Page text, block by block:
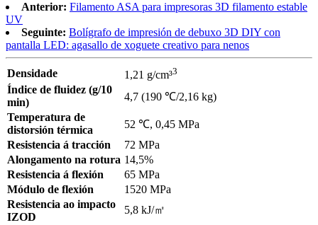
Anterior: Filamento ASA para impresoras 3D filamento estable
UV
Seguinte: Bolígrafo de impresión de debuxo 3D DIY con
pantalla LED: agasallo de xoguete creativo para nenos
Densidade 1,21 g/cm³3
Índice de fluidez (g/10
min)
4,7 (190 ℃/2,16 kg)
Temperatura de
distorsión térmica
52 ℃, 0,45 MPa
Resistencia á tracción
72 MPa
Alongamento na rotura 14,5%
Resistencia á flexión
65 MPa
Módulo de flexión
1520 MPa
Resistencia ao impacto
IZOD
5,8 kJ/㎡